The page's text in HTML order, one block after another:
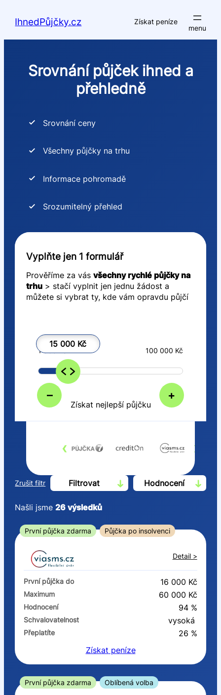
IhnedPůjčky.cz Získat peníze
Srovnání půjček ihned a
přehledně
Srovnání ceny
Všechny půjčky na trhu
Informace pohromadě
Srozumitelný přehled
Vyplňte jen 1 formulář
Prověříme za vás všechny rychlé půjčky na
trhu> stačí vyplnit jen jednu žádost a
můžete si vybrat ty, kde vám opravdu půjčí
15 000 Kč
– +
1 000 Kč 100 000 Kč
Získat nejlepší půjčku
‹ ›
Zrušit filtr Filtrovat Hodnocení
Od
První půjčka zdarma
–
ano
Ve zkušebce
ano
ne
Našli jsme26 výsledků
První půjčka zdarma Půjčka po insolvenci
Detail >
První půjčka do 16 000 Kč
Maximum 60 000 Kč
Hodnocení 94 %
Schvalovatelnost vysoká
Přeplatíte
26 %
Získat peníze
První půjčka zdarma Oblíbená volba